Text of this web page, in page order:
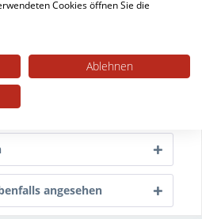
angesehen
Cookies öffnen Sie die
Ablehnen